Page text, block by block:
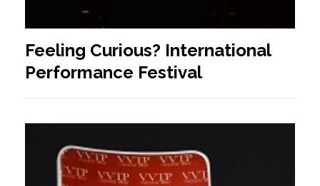
Feeling Curious? International
Performance Festival